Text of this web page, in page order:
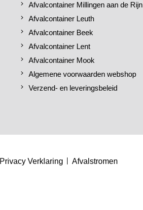
Afvalcontainer Millingen aan de Rijn
Afvalcontainer Leuth
Afvalcontainer Beek
Afvalcontainer Lent
Afvalcontainer Mook
Algemene voorwaarden webshop
Verzend- en leveringsbeleid
Privacy Verklaring
Afvalstromen